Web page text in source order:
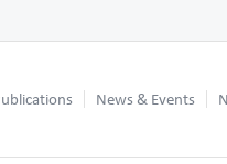
News & Events